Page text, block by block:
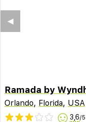
◀︎
Orlando, Florida, USA
3,6/5